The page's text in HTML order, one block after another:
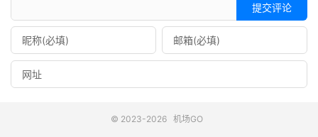
提交评论
© 2023-2026 机场GO